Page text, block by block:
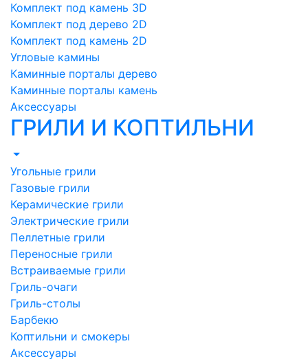
Комплект под камень 3D
Комплект под дерево 2D
Комплект под камень 2D
Угловые камины
Каминные порталы дерево
Каминные порталы камень
Аксессуары
ГРИЛИ И КОПТИЛЬНИ
Угольные грили
Газовые грили
Керамические грили
Электрические грили
Пеллетные грили
Переносные грили
Встраиваемые грили
Гриль-очаги
Гриль-столы
Барбекю
Коптильни и смокеры
Аксессуары